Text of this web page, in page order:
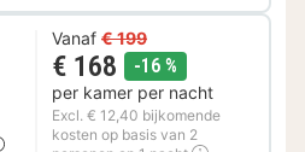
Vanaf € 199
€ 168 -16 %
per kamer per nacht
Excl. € 12,40 bijkomende
kosten op basis van 2